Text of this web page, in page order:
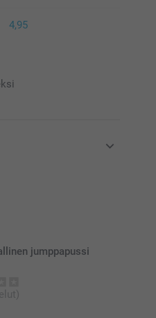
4,95
jumppapussi